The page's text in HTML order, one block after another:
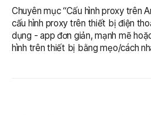
Chuyên mục “Cấu hình proxy trên
cấu hình proxy trên thiết bị điện
dụng - app đơn giản, mạnh mẽ
hình trên thiết bị bằng mẹo/cách